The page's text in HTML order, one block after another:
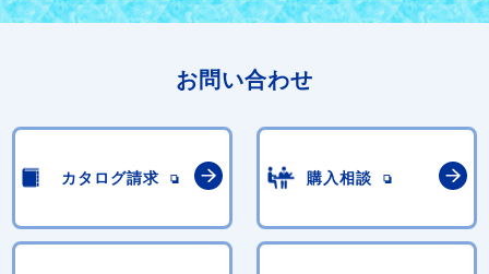
お問い合わせ
カタログ請求 購入相談